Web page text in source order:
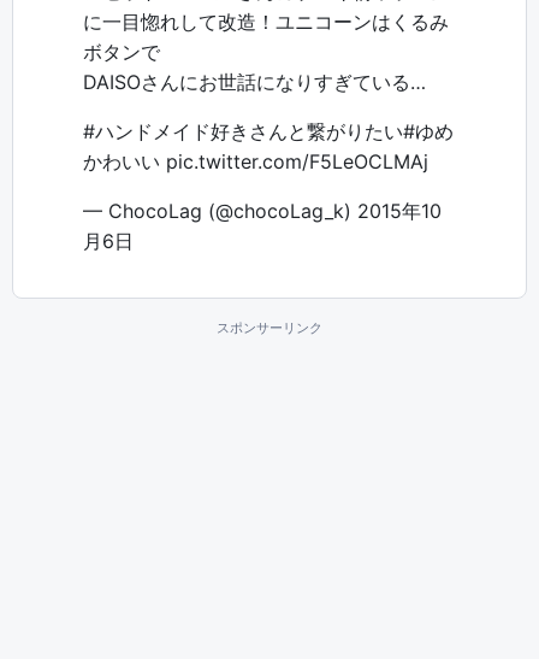
に一目惚れして改造！ユニコーンはくるみ
ボタンで
DAISOさんにお世話になりすぎている…
#ハンドメイド好きさんと繋がりたい#ゆめ
かわいい pic.twitter.com/F5LeOCLMAj
— ChocoLag (@chocoLag_k) 2015年10
月6日
スポンサーリンク